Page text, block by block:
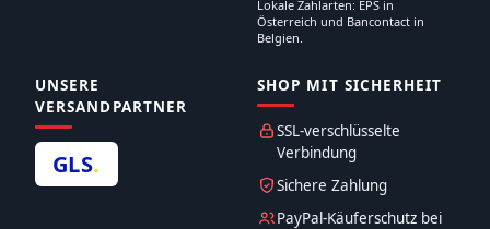
Lokale Zahlarten: EPS in
Österreich und Bancontact in
Belgien.
UNSERE
VERSANDPARTNER
GLS.
SHOP MIT SICHERHEIT
SSL-verschlüsselte
Verbindung
Sichere Zahlung
PayPal-Käuferschutz bei